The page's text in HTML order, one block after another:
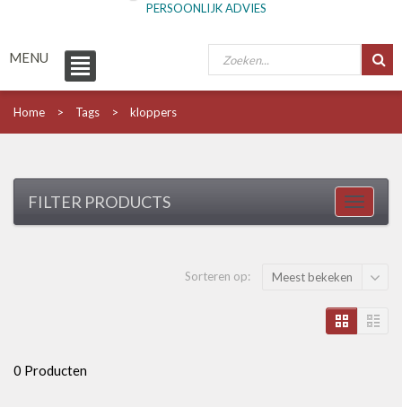
PERSOONLIJK ADVIES
MENU
Home Tags kloppers
FILTER PRODUCTS
Sorteren op: Meest bekeken
0 Producten